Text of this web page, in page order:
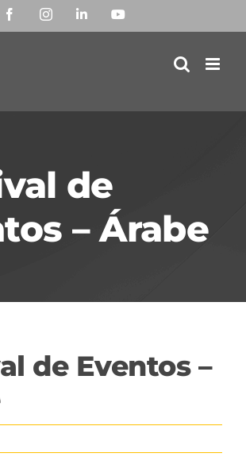
FacebookInstagramLinkedIn
de
– Árabe
de Eventos –